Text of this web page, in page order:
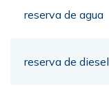
reserva de agua
reserva de diesel